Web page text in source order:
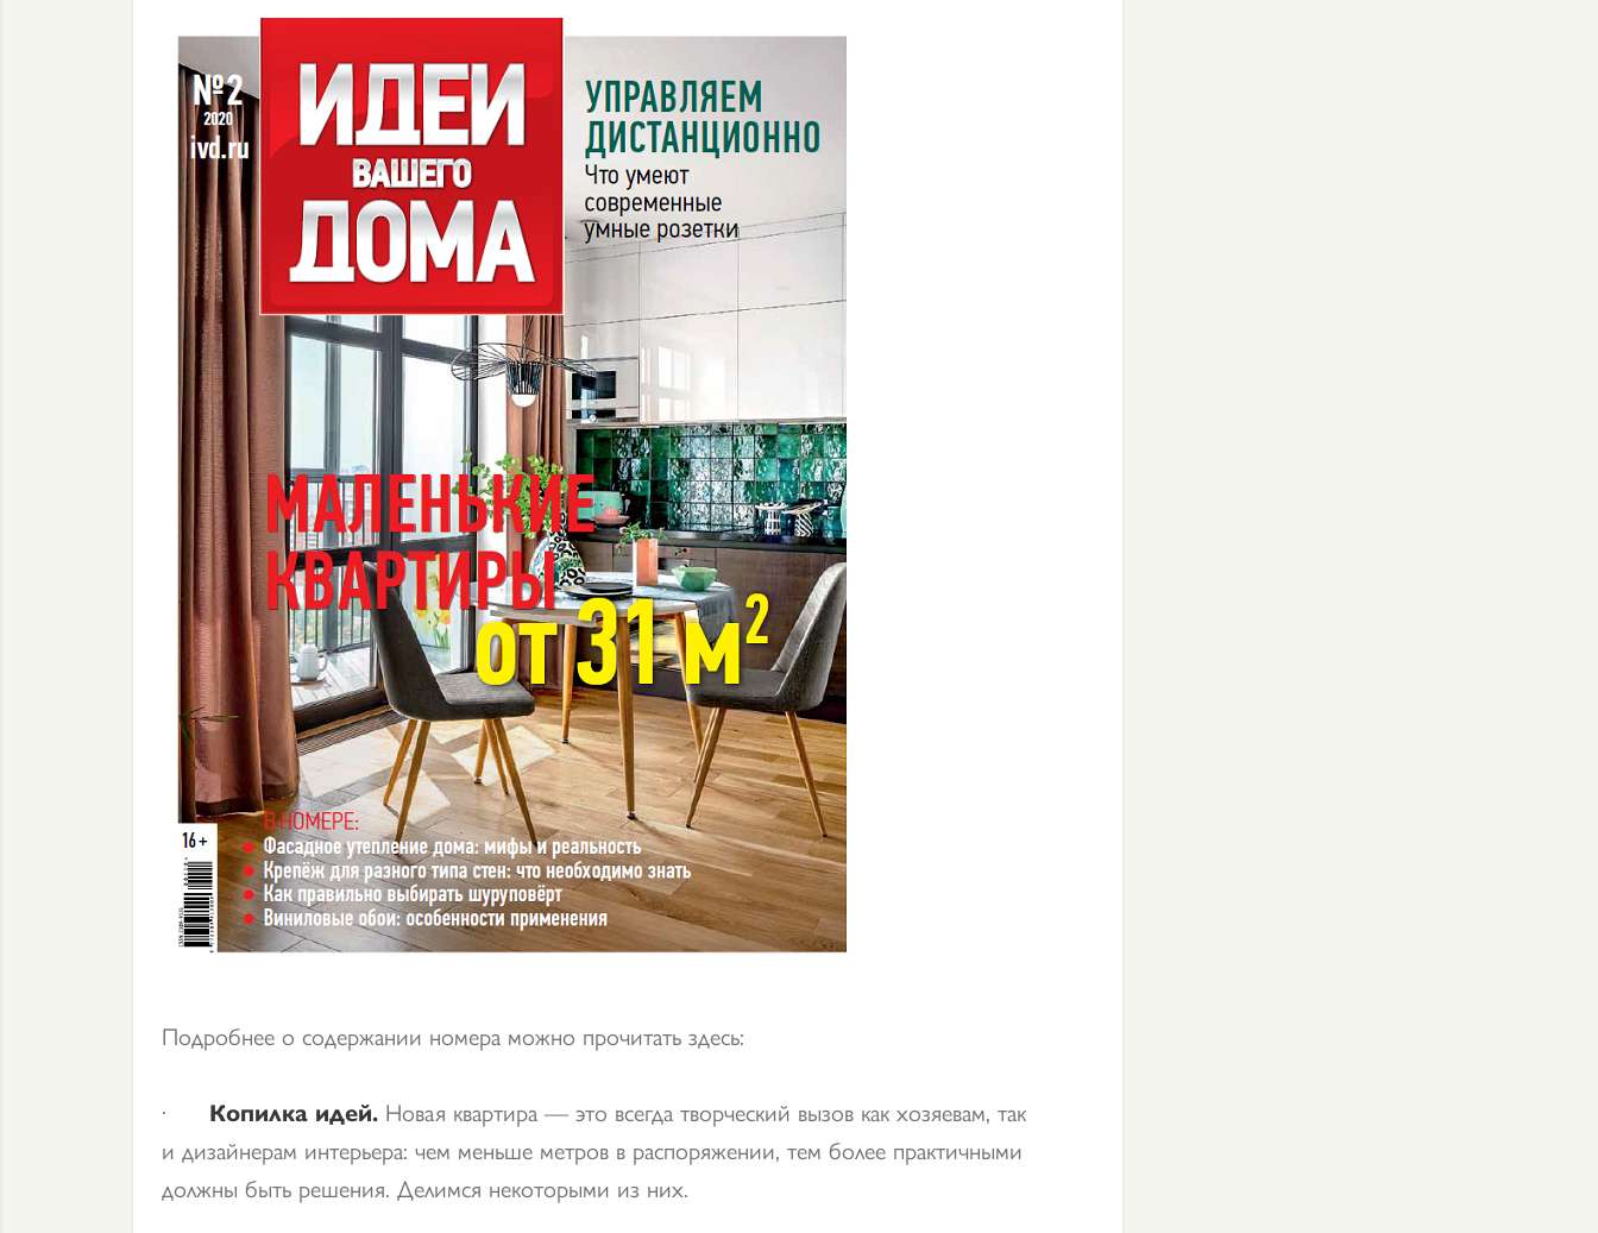
Подробнее о содержании номера можно прочитать здесь:
· Копилка идей. Новая квартира — это всегда творческий вызов как хозяевам, так
и дизайнерам интерьера: чем меньше метров в распоряжении, тем более практичными
должны быть решения. Делимся некоторыми из них.